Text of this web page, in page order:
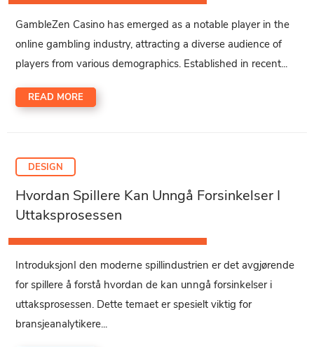
GambleZen Casino has emerged as a notable player in the
online gambling industry, attracting a diverse audience of
players from various demographics. Established in recent...
READ MORE
DESIGN
Hvordan Spillere Kan Unngå Forsinkelser I
Uttaksprosessen
IntroduksjonI den moderne spillindustrien er det avgjørende
for spillere å forstå hvordan de kan unngå forsinkelser i
uttaksprosessen. Dette temaet er spesielt viktig for
bransjeanalytikere...